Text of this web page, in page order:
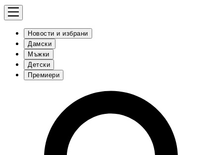
Новости и избрани
Дамски
Мъжки
Детски
Премиери